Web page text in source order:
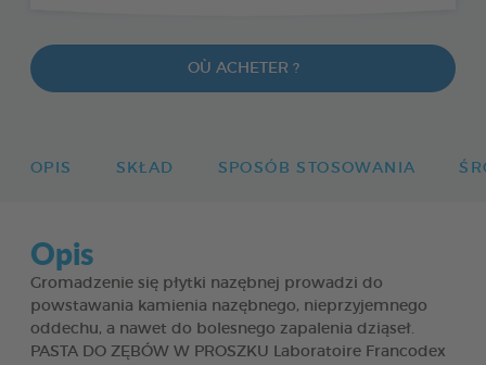
OÙ ACHETER ?
OPIS SKŁAD SPOSÓB STOSOWANIA
Opis
Gromadzenie się płytki nazębnej prowadzi do
powstawania kamienia nazębnego, nieprzyjemnego
oddechu, a nawet do bolesnego zapalenia dziąseł.
PASTA DO ZĘBÓW W PROSZKU Laboratoire Francodex